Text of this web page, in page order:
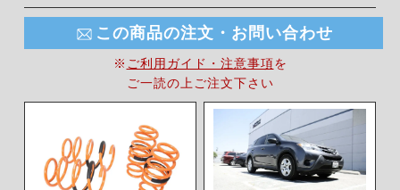
この商品の注文・お問い合わせ
※ ご利用ガイド・注意事項を
ご一読の上ご注文下さい